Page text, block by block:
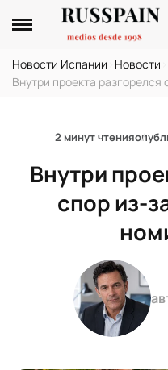
Новости Испании Новости
Внутри проекта разгорелся
2 минут чтения
Внутри
спор из-